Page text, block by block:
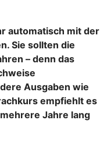
automatisch mit der
. Sie sollten die
– denn das
Ausgaben wie
empfiehlt es
Jahre lang